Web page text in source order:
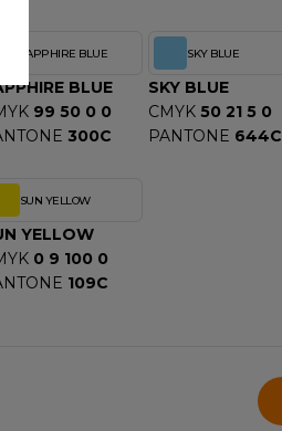
SAPPHIRE BLUE
BLUE
99 50 0 0
300C
SKY BLUE
SKY BLUE
CMYK 50 21 5 0
PANTONE 644C
SUN YELLOW
YELLOW
0 9 100 0
109C